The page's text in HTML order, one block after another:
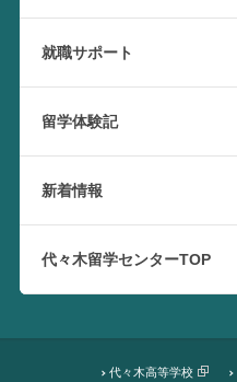
就職サポート
留学体験記
新着情報
代々木留学センターTOP
代々木高等学校